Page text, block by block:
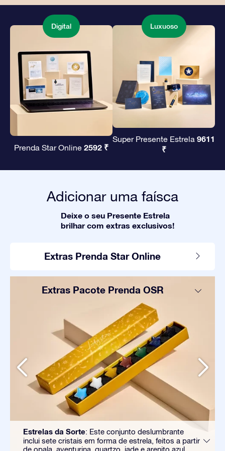
Digital
Prenda Star Online 2592 ₹
Luxuoso
Super Presente Estrela 9611
₹
Adicionar uma faísca
Deixe o seu Presente Estrela
brilhar com extras exclusivos!
Extras Prenda Star Online
Extras Pacote Prenda OSR
Estrelas da Sorte: Este conjunto deslumbrante
inclui sete cristais em forma de estrela, feitos a partir
de opala, aventurina, quartzo, jade e arenito azul.